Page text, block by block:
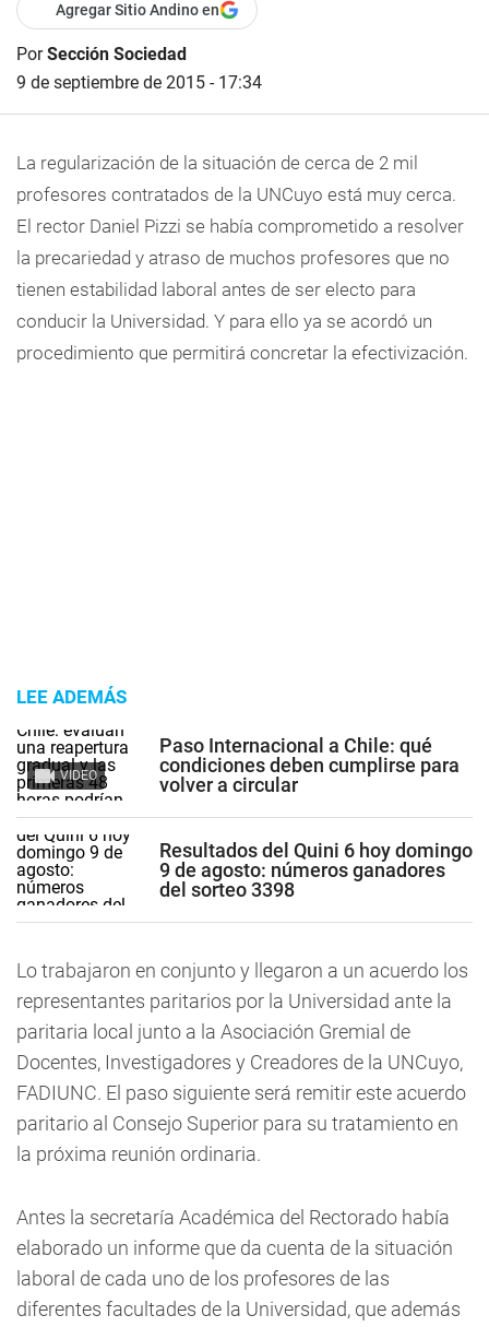
Agregar Sitio Andino en
PorSección Sociedad
9 de septiembre de 2015 - 17:34
La regularización de la situación de cerca de 2 mil
profesores contratados de la UNCuyo está muy cerca.
El rector Daniel Pizzi se había comprometido a resolver
la precariedad y atraso de muchos profesores que no
tienen estabilidad laboral antes de ser electo para
conducir la Universidad. Y para ello ya se acordó un
procedimiento que permitirá concretar la efectivización.
LEE ADEMÁS
VIDEO
Paso Internacional a Chile: qué
condiciones deben cumplirse para
volver a circular
Resultados del Quini 6 hoy domingo
9 de agosto: números ganadores
del sorteo 3398
Lo trabajaron en conjunto y llegaron a un acuerdo los
representantes paritarios por la Universidad ante la
paritaria local junto a la Asociación Gremial de
Docentes, Investigadores y Creadores de la UNCuyo,
FADIUNC. El paso siguiente será remitir este acuerdo
paritario al Consejo Superior para su tratamiento en
la próxima reunión ordinaria.
Antes la secretaría Académica del Rectorado había
elaborado un informe que da cuenta de la situación
laboral de cada uno de los profesores de las
diferentes facultades de la Universidad, que además